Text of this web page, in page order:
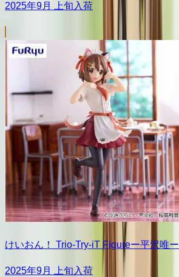
2025年9月 上旬入荷
けいおん！ Trio-Try-iT Figureー平沢唯ー
2025年9月 上旬入荷